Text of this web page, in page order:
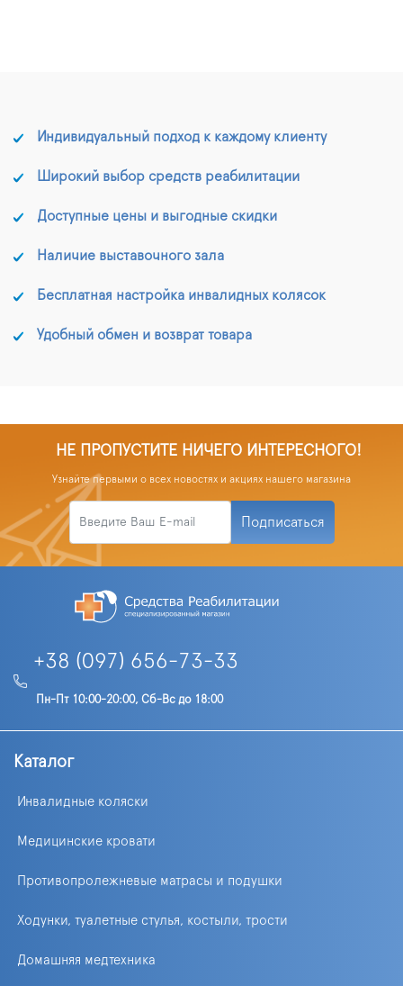
Индивидуальный подход к каждому клиенту
Широкий выбор средств реабилитации
Доступные цены и выгодные скидки
Наличие выставочного зала
Бесплатная настройка инвалидных колясок
Удобный обмен и возврат товара
НЕ ПРОПУСТИТЕ НИЧЕГО ИНТЕРЕСНОГО!
Узнайте первыми о всех новостях и акциях нашего магазина
Подписаться
+38 (097) 656-73-33
Пн-Пт 10:00-20:00, Сб-Вс до 18:00
Каталог
Инвалидные коляски
Медицинские кровати
Противопролежневые матрасы и подушки
Ходунки, туалетные стулья, костыли, трости
Домашняя медтехника